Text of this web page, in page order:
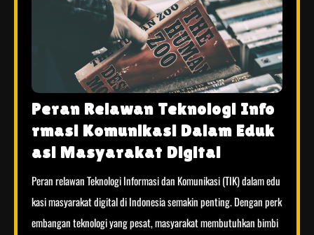
Peran Relawan Teknologi Info
rmasi Komunikasi Dalam Eduk
asi Masyarakat Digital
Peran relawan Teknologi Informasi dan Komunikasi (TIK) dalam edu
kasi masyarakat digital di Indonesia semakin penting. Dengan perk
embangan teknologi yang pesat, masyarakat membutuhkan bimbi